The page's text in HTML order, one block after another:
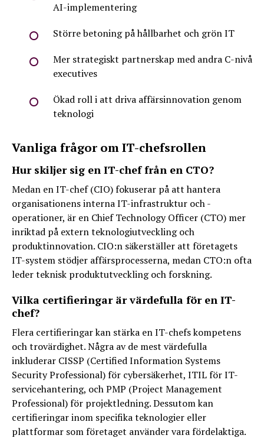
AI-implementering
Större betoning på hållbarhet och grön IT
Mer strategiskt partnerskap med andra C-nivå
executives
Ökad roll i att driva affärsinnovation genom
teknologi
Vanliga frågor om IT-chefsrollen
Hur skiljer sig en IT-chef från en CTO?
Medan en IT-chef (CIO) fokuserar på att hantera
organisationens interna IT-infrastruktur och -
operationer, är en Chief Technology Officer (CTO) mer
inriktad på extern teknologiutveckling och
produktinnovation. CIO:n säkerställer att företagets
IT-system stödjer affärsprocesserna, medan CTO:n ofta
leder teknisk produktutveckling och forskning.
Vilka certifieringar är värdefulla för en IT-
chef?
Flera certifieringar kan stärka en IT-chefs kompetens
och trovärdighet. Några av de mest värdefulla
inkluderar CISSP (Certified Information Systems
Security Professional) för cybersäkerhet, ITIL för IT-
servicehantering, och PMP (Project Management
Professional) för projektledning. Dessutom kan
certifieringar inom specifika teknologier eller
plattformar som företaget använder vara fördelaktiga.